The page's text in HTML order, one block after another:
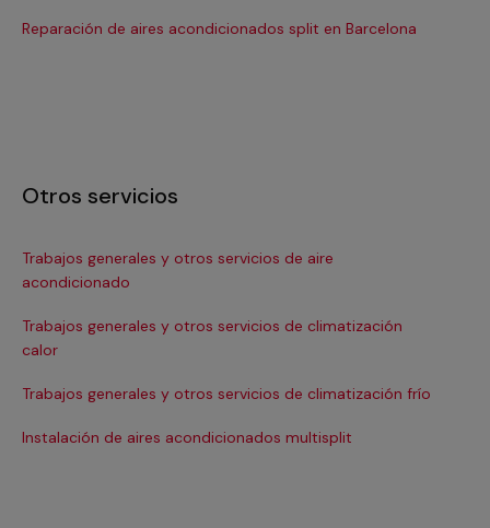
Reparación de aires acondicionados split en Barcelona
Otros servicios
Trabajos generales y otros servicios de aire
acondicionado
Trabajos generales y otros servicios de climatización
calor
Trabajos generales y otros servicios de climatización frío
Instalación de aires acondicionados multisplit